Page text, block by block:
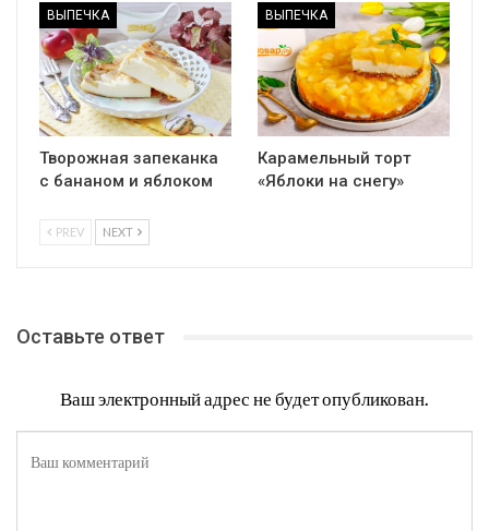
ВЫПЕЧКА
Творожная запеканка
с бананом и яблоком
ВЫПЕЧКА
Карамельный торт
«Яблоки на снегу»
PREV NEXT
Оставьте ответ
Ваш электронный адрес не будет опубликован.